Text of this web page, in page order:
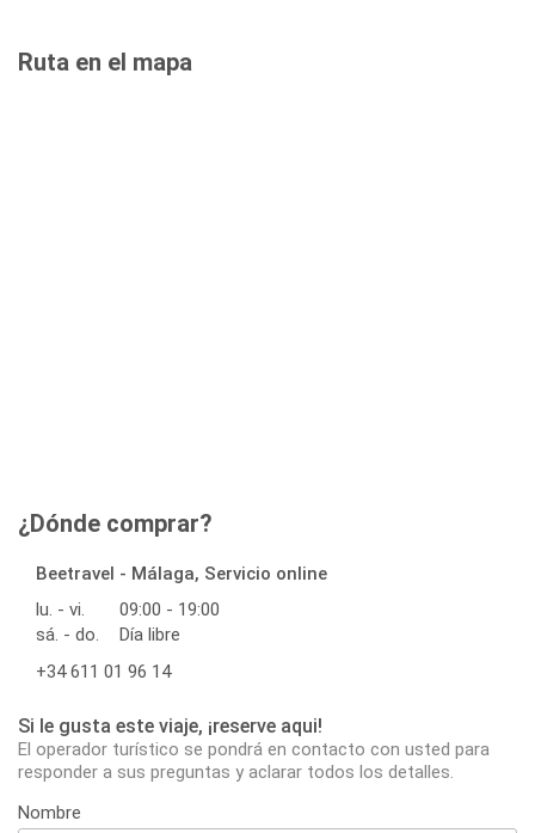
Ruta en el mapa
¿Dónde comprar?
Beetravel - Málaga, Servicio online
lu. - vi.
09:00 - 19:00
sá. - do.
Día libre
+34 611 01 96 14
Si le gusta este viaje, ¡reserve aqui!
El operador turístico se pondrá en contacto con usted para
responder a sus preguntas y aclarar todos los detalles.
Nombre